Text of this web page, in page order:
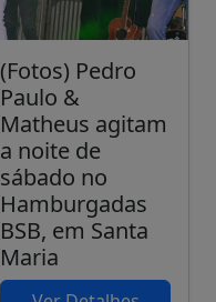
(Fotos) Pedro
Paulo &
Matheus agitam
a noite de
sábado no
Hamburgadas
BSB, em Santa
Maria